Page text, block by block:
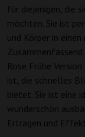
für diejenigen, die
möchten. Sie ist
und Körper in
Zusammenfassend
Rose Frühe
ist, die schnelles
bietet. Sie ist eine
wunderschön
Erträgen und